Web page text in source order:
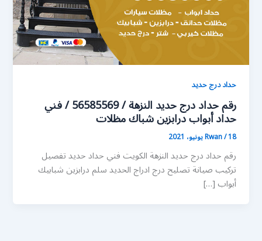
حداد درج حديد
رقم حداد درج حديد النزهة / 56585569 / فني
حداد أبواب درابزين شباك مظلات
Rwan/18 يونيو، 2021
رقم حداد درج حديد النزهة الكويت فني حداد حديد تفصيل
تركيب صيانة تصليح درج ادراج الحديد سلم درابزين شبابيك
أبواب […]